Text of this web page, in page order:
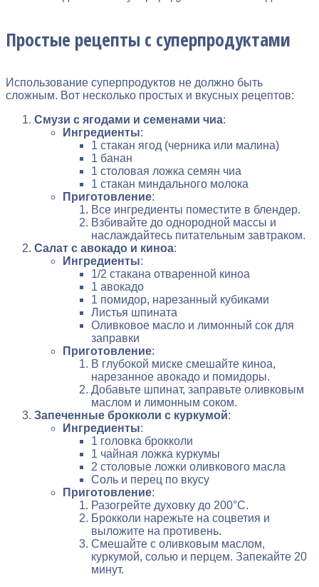
Простые рецепты с суперпродуктами
Использование суперпродуктов не должно быть
сложным. Вот несколько простых и вкусных рецептов:
Смузи с ягодами и семенами чиа:
Ингредиенты:
1 стакан ягод (черника или малина)
1 банан
1 столовая ложка семян чиа
1 стакан миндального молока
Приготовление:
Все ингредиенты поместите в блендер.
Взбивайте до однородной массы и
наслаждайтесь питательным завтраком.
Салат с авокадо и киноа:
Ингредиенты:
1/2 стакана отваренной киноа
1 авокадо
1 помидор, нарезанный кубиками
Листья шпината
Оливковое масло и лимонный сок для
заправки
Приготовление:
В глубокой миске смешайте киноа,
нарезанное авокадо и помидоры.
Добавьте шпинат, заправьте оливковым
маслом и лимонным соком.
Запеченные брокколи с куркумой:
Ингредиенты:
1 головка брокколи
1 чайная ложка куркумы
2 столовые ложки оливкового масла
Соль и перец по вкусу
Приготовление:
Разогрейте духовку до 200°C.
Брокколи нарежьте на соцветия и
выложите на противень.
Смешайте с оливковым маслом,
куркумой, солью и перцем. Запекайте 20
минут.